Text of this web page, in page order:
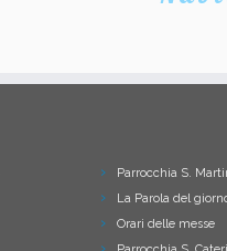
Parrocchia S.
La Parola del
Orari delle messe